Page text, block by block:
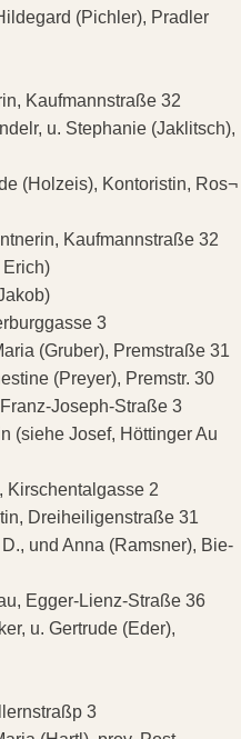
(Pichler), Pradler
Kaufmannstraße 32
u. Stephanie (Jaklitsch),
(Holzeis), Kontoristin, Ros¬
Kaufmannstraße 32
3
(Gruber), Premstraße 31
(Preyer), Premstr. 30
Joseph-Straße 3
(siehe Josef, Höttinger Au
2
Dreiheiligenstraße 31
und Anna (Ramsner), Bie-
Egger-Lienz-Straße 36
u. Gertrude (Eder),
3